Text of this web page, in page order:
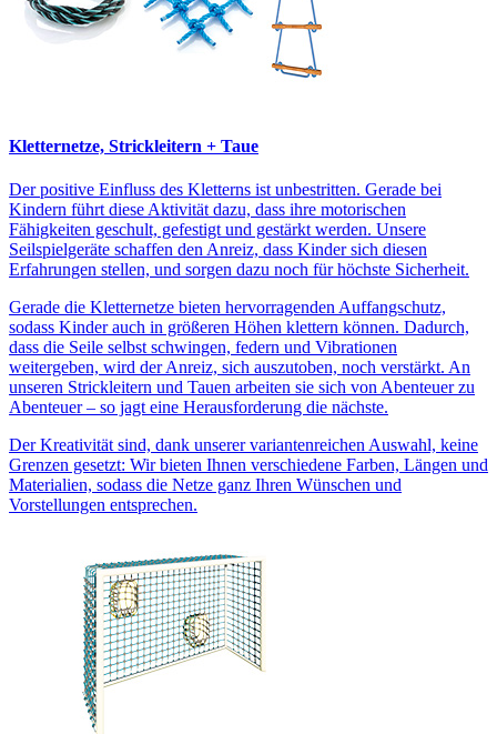
Kletternetze, Strickleitern + Taue
Der positive Einfluss des Kletterns ist unbestritten. Gerade bei
Kindern führt diese Aktivität dazu, dass ihre motorischen
Fähigkeiten geschult, gefestigt und gestärkt werden. Unsere
Seilspielgeräte schaffen den Anreiz, dass Kinder sich diesen
Erfahrungen stellen, und sorgen dazu noch für höchste Sicherheit.
Gerade die Kletternetze bieten hervorragenden Auffangschutz,
sodass Kinder auch in größeren Höhen klettern können. Dadurch,
dass die Seile selbst schwingen, federn und Vibrationen
weitergeben, wird der Anreiz, sich auszutoben, noch verstärkt. An
unseren Strickleitern und Tauen arbeiten sie sich von Abenteuer zu
Abenteuer – so jagt eine Herausforderung die nächste.
Der Kreativität sind, dank unserer variantenreichen Auswahl, keine
Grenzen gesetzt: Wir bieten Ihnen verschiedene Farben, Längen und
Materialien, sodass die Netze ganz Ihren Wünschen und
Vorstellungen entsprechen.